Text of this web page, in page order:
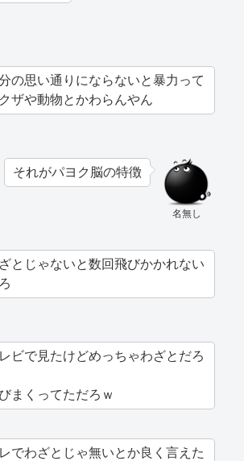
の思い通りにならないと暴力って
ザや動物とかわらんやん
名無し
それがパヨク脳の特徴
とじゃないと数回飛びかかれない
ビで見たけどめっちゃわざとだろ
まくってただろｗ
でわざとじゃ無いとか良く言えた